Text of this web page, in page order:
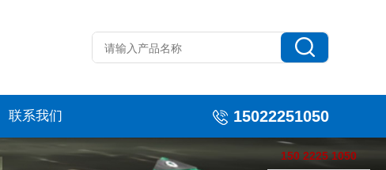
联系我们 15022251050
150 2225 1050